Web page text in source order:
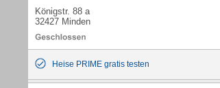
Königstr. 88 a
32427 Minden
Heise PRIME gratis testen